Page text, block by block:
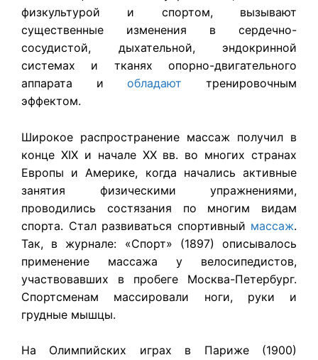
физкультурой и спортом, вызывают
существенные изменения в сердечно-
сосудистой, дыхательной, эндокринной
системах и тканях опорно-двигательного
аппарата иобладают тренировочным
эффектом.
Широкое распространение массаж получил в
конце XIX и начале XX вв. во многих странах
Европы и Америке, когда начались активные
занятия физическими упражнениями,
проводились состязания по многим видам
спорта. Стал развиваться спортивный массаж.
Так, в журнале: «Спорт» (1897) описывалось
применение массажа у велосипедистов,
участвовавших в пробеге Москва-Петербург.
Спортсменам массировали ноги, руки и
грудные мышцы.
На Олимпийских играх в Париже (1900)